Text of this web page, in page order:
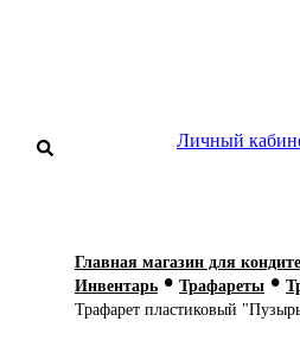
Личный
Главная магазин для
Инвентарь • Трафареты •
Трафарет пластиковый